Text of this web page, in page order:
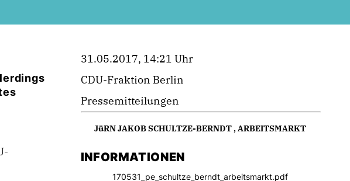
31.05.2017, 14:21 Uhr
CDU-Fraktion Berlin
Pressemitteilungen
JüRN JAKOB SCHULTZE-BERNDT,ARBEITSMARKT
INFORMATIONEN
170531_pe_schultze_berndt_arbeitsmarkt.pdf